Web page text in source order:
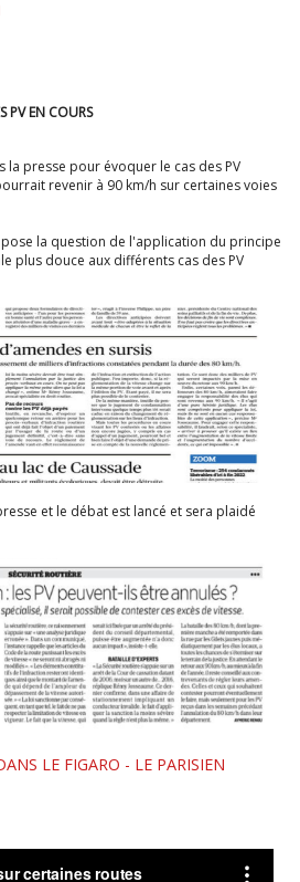
PV EN COURS
la presse pour évoquer le cas des PV
revenir à 90 km/h sur certaines voies
pose la question de l'application du principe
plus douce aux différents cas des PV
et le débat est lancé et sera plaidé
LE FIGARO - LE PARISIEN